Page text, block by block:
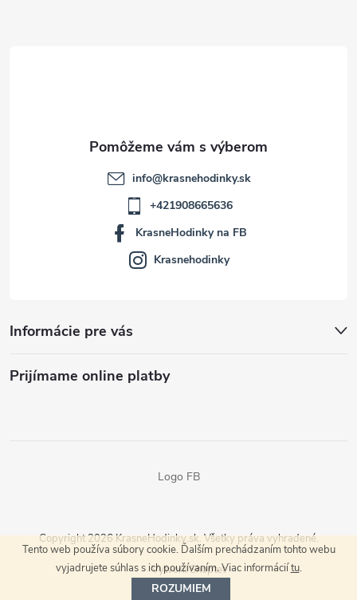
Tento web používa súbory cookie. Ďalším prechádzaním tohto webu
vyjadrujete súhlas s ich používaním. Viac informáciítu.
ROZUMIEM
Informácie pre vás
Prijímame online platby
info@krasnehodinky.sk
+421908665636
KrasneHodinky na FB
Krasnehodinky
Logo FB
Vytvoril Shoptet
Copyright 2026 KrasneHodinky.sk. Všetky práva vyhradené.